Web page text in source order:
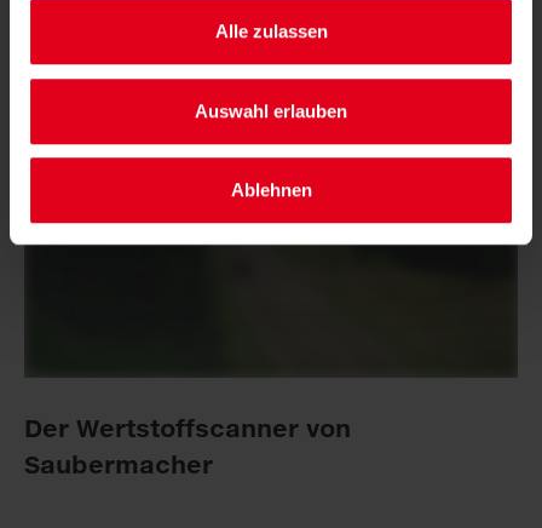
Alle zulassen
Auswahl erlauben
Ablehnen
AUF YOUTUBE ANSEHEN
Der Wertstoffscanner von
Saubermacher